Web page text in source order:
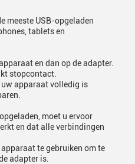
meeste USB-opgeladen
tablets en
en dan op de adapter.
stopcontact.
apparaat volledig is
moet u ervoor
en dat alle verbindingen
te gebruiken om te
adapter is.